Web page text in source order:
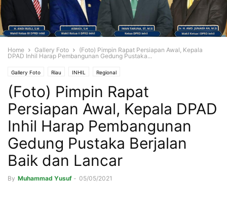
Home Gallery Foto
(Foto) Pimpin Rapat Persiapan Awal, Kepala
DPAD Inhil Harap Pembangunan Gedung Pustaka...
Gallery Foto Riau INHIL Regional
(Foto) Pimpin Rapat
Persiapan Awal, Kepala DPAD
Inhil Harap Pembangunan
Gedung Pustaka Berjalan
Baik dan Lancar
By Muhammad Yusuf - 05/05/2021